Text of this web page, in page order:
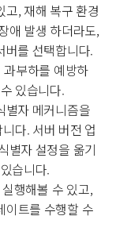
, 재해 복구 환경
애 발생 하더라도,
버를 선택합니다.
부하를 예방하
있습니다.
별자 메커니즘을
다. 서버 버전 업
별자 설정을 옮기
습니다.
행해볼 수 있고,
이트를 수행할 수